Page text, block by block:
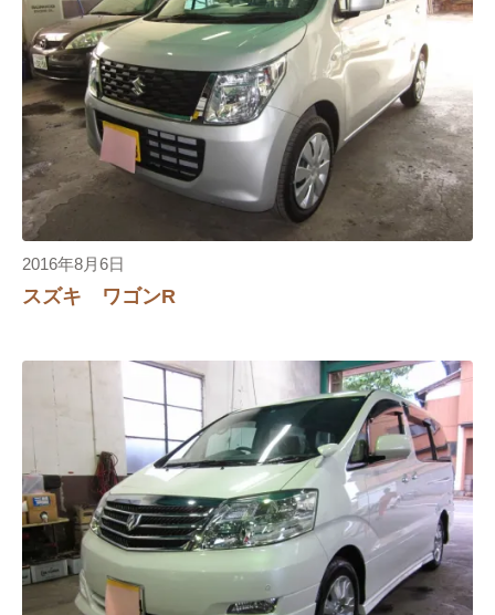
イプサム エアコンフィルター エアーエレメント
2016年8月6日
スズキ ワゴンR